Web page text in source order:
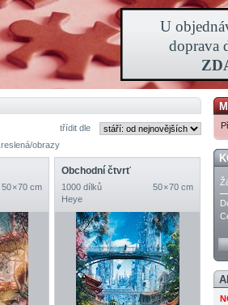
třídit dle
obrazy
50 × 70 cm
Obchodní čtvrť
1000 dílků
50 × 70 cm
Heye